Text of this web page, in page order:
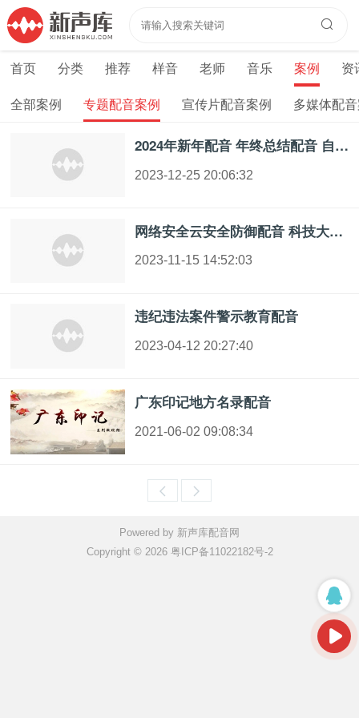
首页 分类 推荐 样音 老师 音乐 案例 资
全部案例 专题配音案例 宣传片配音案例 多媒体配
2024年新年配音 年终总结配音 自信积极美好的语气
2023-12-25 20:06:32
网络安全云安全防御配音 科技大气配音
2023-11-15 14:52:03
违纪违法案件警示教育配音
2023-04-12 20:27:40
广东印记地方名录配音
2021-06-02 09:08:34
Powered by 新声库配音网
Copyright © 2026 粤ICP备11022182号-2